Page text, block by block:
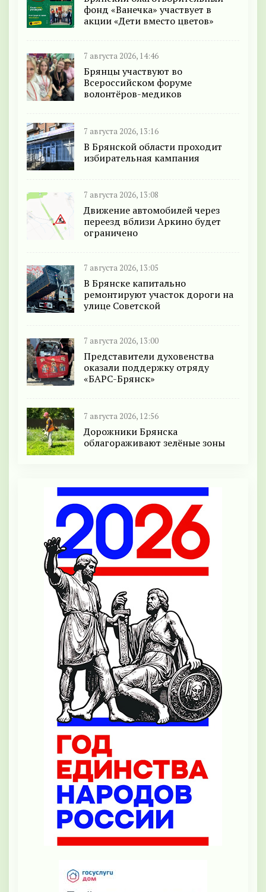
фонд «Ванечка» участвует в
акции «Дети вместо цветов»
7 августа 2026, 14:46
Брянцы участвуют во
Всероссийском форуме
волонтёров-медиков
7 августа 2026, 13:16
В Брянской области проходит
избирательная кампания
7 августа 2026, 13:08
Движение автомобилей через
переезд вблизи Аркино будет
ограничено
7 августа 2026, 13:05
В Брянске капитально
ремонтируют участок дороги на
улице Советской
7 августа 2026, 13:00
Представители духовенства
оказали поддержку отряду
«БАРС-Брянск»
7 августа 2026, 12:56
Дорожники Брянска
облагораживают зелёные зоны